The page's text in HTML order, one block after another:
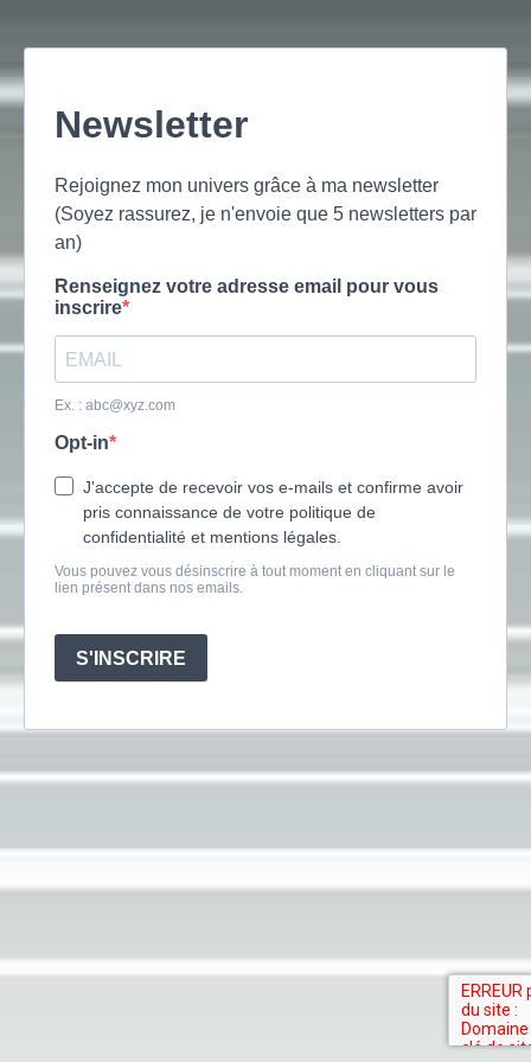
Newsletter
Rejoignez mon univers grâce à ma newsletter
(Soyez rassurez, je n'envoie que 5 newsletters par
an)
Renseignez votre adresse email pour vous
inscrire
Ex. : abc@xyz.com
Opt-in
J'accepte de recevoir vos e-mails et confirme avoir
pris connaissance de votre politique de
confidentialité et mentions légales.
Vous pouvez vous désinscrire à tout moment en cliquant sur le
lien présent dans nos emails.
S'INSCRIRE